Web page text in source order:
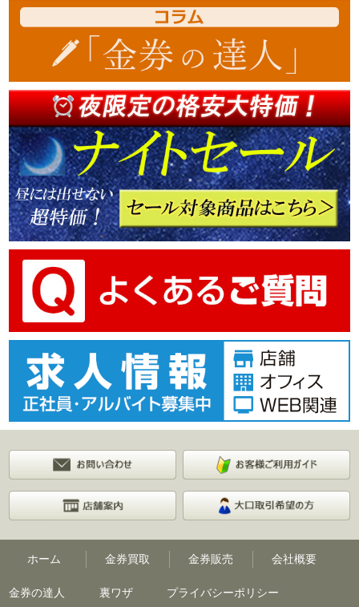
ホーム 金券買取 金券販売 会社概要
金券の達人 裏ワザ プライバシーポリシー